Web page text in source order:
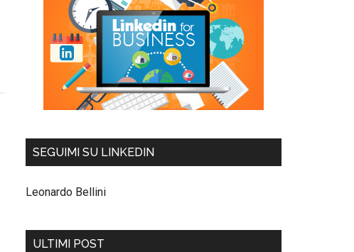
SEGUIMI SU LINKEDIN
Leonardo Bellini
ULTIMI POST